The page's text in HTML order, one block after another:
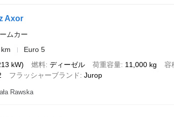
Axor
ムカー
Euro 5
kW) 燃料 ディーゼル 荷重容量 11,000 kg 容
フラッシャーブランド Jurop
Rawska